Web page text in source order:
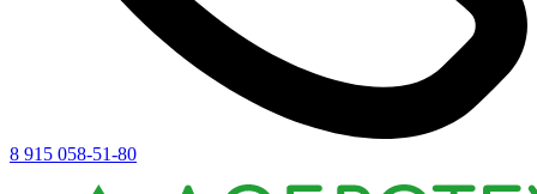
8 915 058-51-80